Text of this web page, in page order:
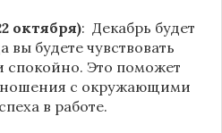
октября): Декабрь будет
вы будете чувствовать
спокойно. Это поможет
с окружающими
в работе.